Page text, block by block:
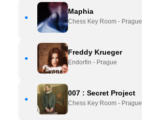
•
Maphia
Chess Key Room - Prague
•
Freddy Krueger
Endorfin - Prague
•
007 : Secret Project
Chess Key Room - Prague